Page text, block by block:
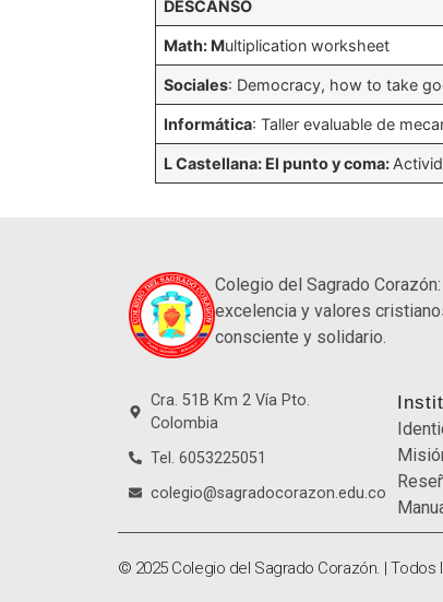
DESCANSO
Math: Multiplication worksheet
Sociales: Democracy, how to take
Informática: Taller evaluable de
L Castellana: El punto y coma:
Colegio del Sagrado
excelencia y valores
consciente y solidario.
Cra. 51B Km 2 Vía Pto.
Colombia
Tel. 6053225051
colegio@sagradocorazon.edu.co
© 2025 Colegio del Sagrado Corazón. |